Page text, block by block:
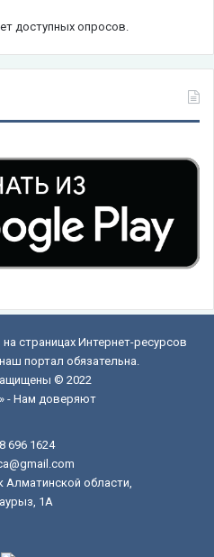
доступных опросов.
страницах Интернет-ресурсов
портал обязательна.
© 2022
- Нам доверяют
696 1624
Алматинской области,
1А